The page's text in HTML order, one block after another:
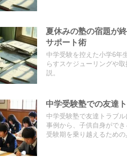
夏休みの塾の宿題が
サポート術
中学受験を控えた小学6年
らすスケジューリングや
説。
中学受験塾での友達
中学受験塾で友達トラブ
事例から、子供自身がで
受験期を乗り越えるため